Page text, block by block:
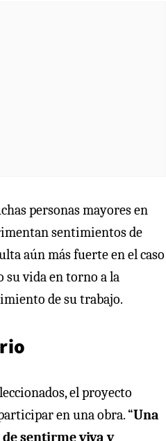
personas mayores en
sentimientos de
aún más fuerte en el caso
su vida en torno a la
de su trabajo.
el proyecto
en una obra. “Una
sentirme viva y